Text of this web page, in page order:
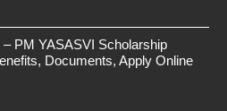
PM YASASVI Scholarship
Documents, Apply Online